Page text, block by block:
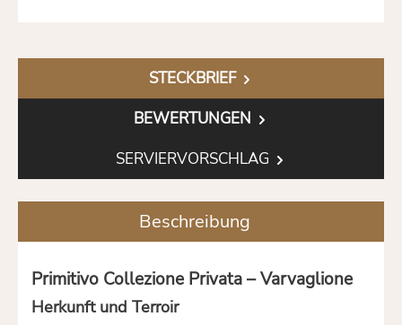
STECKBRIEF
BEWERTUNGEN
SERVIERVORSCHLAG
Beschreibung
Primitivo Collezione Privata – Varvaglione
Herkunft und Terroir